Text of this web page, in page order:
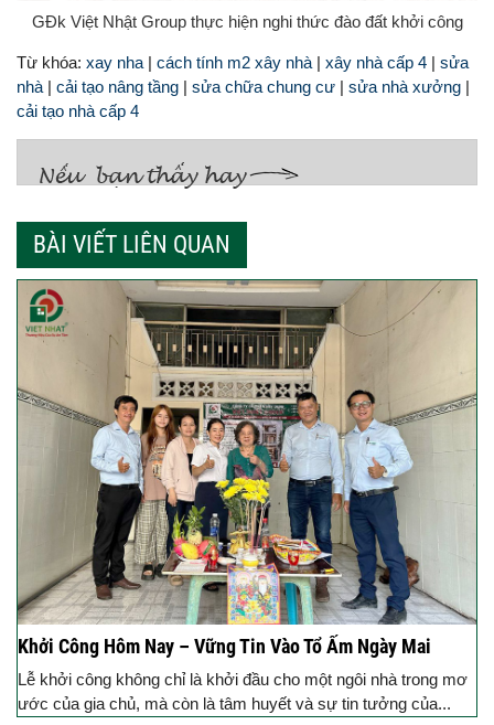
GĐk Việt Nhật Group thực hiện nghi thức đào đất khởi công
Từ khóa: xay nha | cách tính m2 xây nhà | xây nhà cấp 4 | sửa
nhà | cải tạo nâng tầng | sửa chữa chung cư | sửa nhà xưởng |
cải tạo nhà cấp 4
BÀI VIẾT LIÊN QUAN
Khởi Công Hôm Nay – Vững Tin Vào Tổ Ấm Ngày Mai
Lễ khởi công không chỉ là khởi đầu cho một ngôi nhà trong mơ
ước của gia chủ, mà còn là tâm huyết và sự tin tưởng của...